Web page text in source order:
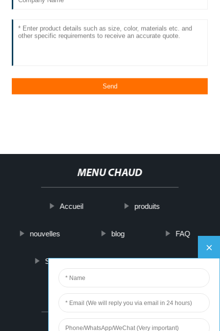
MENU CHAUD
Accueil produits
nouvelles blog FAQ
Sur nous contactez-nous
PARTNER COMPANY